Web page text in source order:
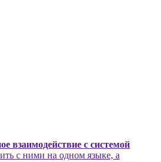
взаимодействие с системой
с ними на одном языке, а